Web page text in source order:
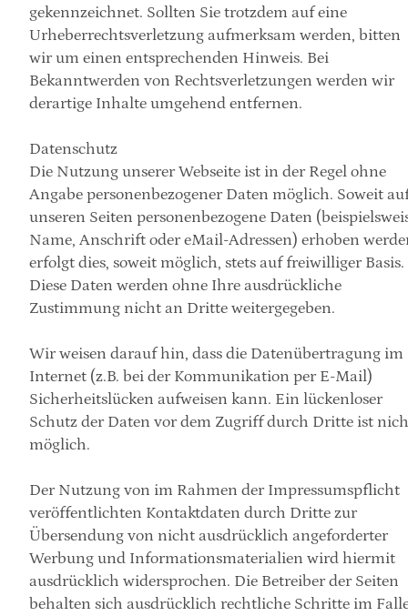
gekennzeichnet. Sollten Sie trotzdem auf eine
Urheberrechtsverletzung aufmerksam werden, bitten
wir um einen entsprechenden Hinweis. Bei
Bekanntwerden von Rechtsverletzungen werden wir
derartige Inhalte umgehend entfernen.
Datenschutz
Die Nutzung unserer Webseite ist in der Regel ohne
Angabe personenbezogener Daten möglich. Soweit
unseren Seiten personenbezogene Daten
Name, Anschrift oder eMail-Adressen) erhoben
erfolgt dies, soweit möglich, stets auf freiwilliger Basis.
Diese Daten werden ohne Ihre ausdrückliche
Zustimmung nicht an Dritte weitergegeben.
Wir weisen darauf hin, dass die Datenübertragung im
Internet (z.B. bei der Kommunikation per E-Mail)
Sicherheitslücken aufweisen kann. Ein lückenloser
Schutz der Daten vor dem Zugriff durch Dritte ist
möglich.
Der Nutzung von im Rahmen der Impressumspflicht
veröffentlichten Kontaktdaten durch Dritte zur
Übersendung von nicht ausdrücklich angeforderter
Werbung und Informationsmaterialien wird hiermit
ausdrücklich widersprochen. Die Betreiber der Seiten
behalten sich ausdrücklich rechtliche Schritte im